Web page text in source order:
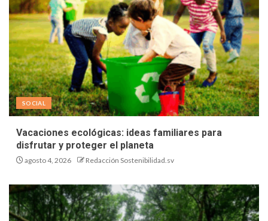
SOCIAL
Vacaciones ecológicas: ideas familiares para
disfrutar y proteger el planeta
agosto 4, 2026 Redacción Sostenibilidad.sv